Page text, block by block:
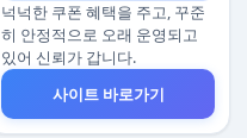
넉넉한 쿠폰 혜택을 주고, 꾸준
히 안정적으로 오래 운영되고
있어 신뢰가 갑니다.
사이트 바로가기